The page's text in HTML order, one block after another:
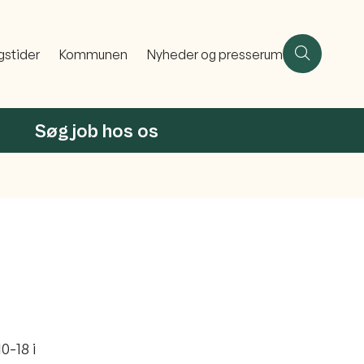
Kommunen Nyheder og presserum
Søg job hos os
18 i